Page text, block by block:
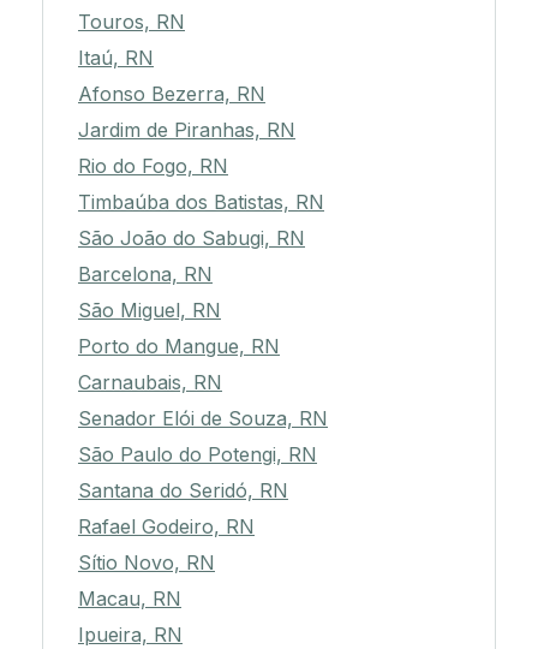
Touros, RN
Itaú, RN
Afonso Bezerra, RN
Jardim de Piranhas, RN
Rio do Fogo, RN
Timbaúba dos Batistas, RN
São João do Sabugi, RN
Barcelona, RN
São Miguel, RN
Porto do Mangue, RN
Carnaubais, RN
Senador Elói de Souza, RN
São Paulo do Potengi, RN
Santana do Seridó, RN
Rafael Godeiro, RN
Sítio Novo, RN
Macau, RN
Ipueira, RN